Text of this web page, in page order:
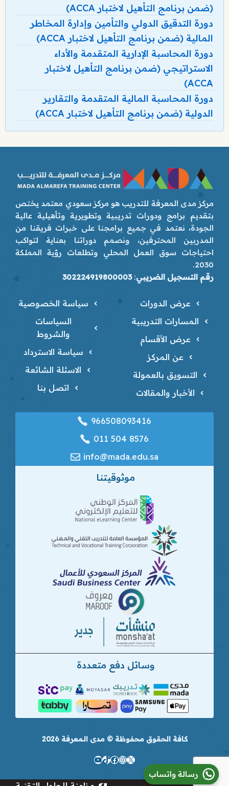
(ضمن برنامج التأهيل لاختبار ACCA)
دورة التدقيق الدولي والتأمين وإدارة المخاطر
المالية (ضمن برنامج التأهيل لاختبار ACCA)
دورة المحاسبة الإدارية المتقدمة والأداء
الاستراتيجي (ضمن برنامج التأهيل لاختبار
ACCA)
دورة المحاسبة المالية المتقدمة والتقارير
الدولية (ضمن برنامج التأهيل لاختبار ACCA)
مركز مدى المعرفة للتدريب هو مركز سعودي معتمد يختص
بتقديم برامج ودورات تدريبية وتطويرية وتأهيلية عالية
الجودة، نعتمد في جميع برامجنا على خبرات فريقنا من
المدربين المحترفين، ونصمم دوراتنا بعناية لتواكب
احتياجات سوق العمل المحلي وتطلعات رؤية المملكة
2030.
رقم التسجيل الضريبي:
302224919800003
عرض الدورات
المسارات التدريبية
عرض الأقسام
عن المركز
التسويق بالعمولة
الأخبار والمقالات
سياسة الخصوصية
السياسات
والشروط
سياسة الاسترداد
الاسئلة الشائعة
اتصل بنا
966508093416
‎011 504 8576
info@mada.edu.sa
موثوقيتنا
وسائل دفع متعددة
كافة الحقوق محفوظة © مدى المعرفة 2026
إكسإنستجرام
فيسبوك
تيك
توك
يوتيوب
رسالة واتساب